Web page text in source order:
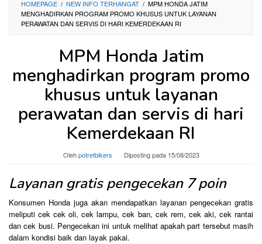
HOMEPAGE / NEW INFO TERHANGAT / MPM HONDA JATIM
MENGHADIRKAN PROGRAM PROMO KHUSUS UNTUK LAYANAN
PERAWATAN DAN SERVIS DI HARI KEMERDEKAAN RI
MPM Honda Jatim
menghadirkan program promo
khusus untuk layanan
perawatan dan servis di hari
Kemerdekaan RI
Olehpotretbikers Diposting pada 15/08/2023
Layanan gratis pengecekan 7 poin
Konsumen Honda juga akan mendapatkan layanan pengecekan gratis
meliputi cek cek oli, cek lampu, cek ban, cek rem, cek aki, cek rantai
dan cek busi. Pengecekan ini untuk melihat apakah part tersebut masih
dalam kondisi baik dan layak pakai.